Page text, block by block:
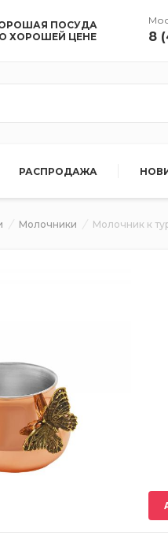
ПОСУДА
ХОРОШЕЙ ЦЕНЕ
8
РАСПРОДАЖА
Молочники Молочник к